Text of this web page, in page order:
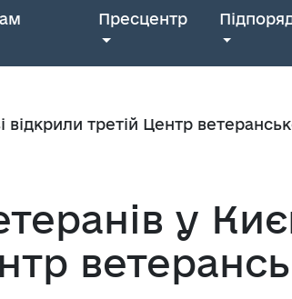
Пресцентр
відкрили третій Центр
у